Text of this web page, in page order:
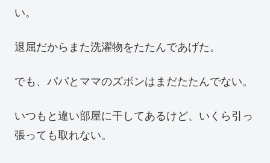
い。
退屈だからまた洗濯物をたたんであげた。
でも、パパとママのズボンはまだたたんでない。
いつもと違い部屋に干してあるけど、いくら引っ
張っても取れない。